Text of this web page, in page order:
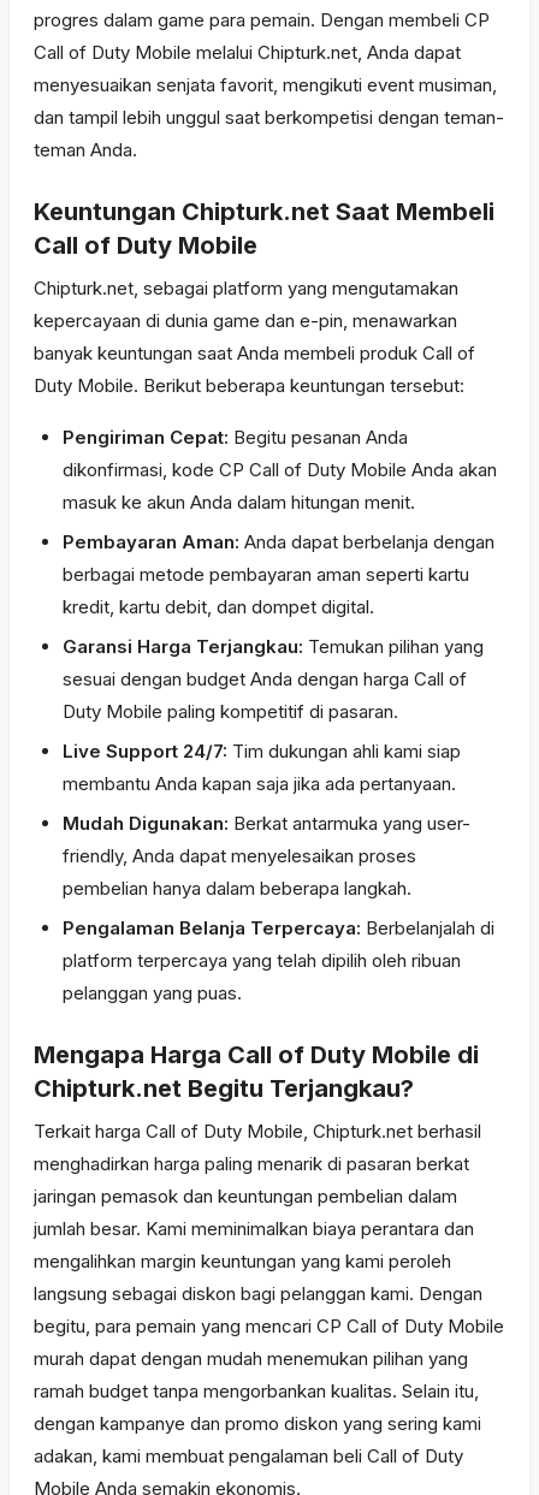
progres dalam game para pemain. Dengan membeli CP
Call of Duty Mobile melalui Chipturk.net, Anda dapat
menyesuaikan senjata favorit, mengikuti event musiman,
dan tampil lebih unggul saat berkompetisi dengan teman-
teman Anda.
Keuntungan Chipturk.net Saat Membeli
Call of Duty Mobile
Chipturk.net, sebagai platform yang mengutamakan
kepercayaan di dunia game dan e-pin, menawarkan
banyak keuntungan saat Anda membeli produk Call of
Duty Mobile. Berikut beberapa keuntungan tersebut:
Pengiriman Cepat: Begitu pesanan Anda
dikonfirmasi, kode CP Call of Duty Mobile Anda akan
masuk ke akun Anda dalam hitungan menit.
Pembayaran Aman: Anda dapat berbelanja dengan
berbagai metode pembayaran aman seperti kartu
kredit, kartu debit, dan dompet digital.
Garansi Harga Terjangkau: Temukan pilihan yang
sesuai dengan budget Anda dengan harga Call of
Duty Mobile paling kompetitif di pasaran.
Live Support 24/7: Tim dukungan ahli kami siap
membantu Anda kapan saja jika ada pertanyaan.
Mudah Digunakan: Berkat antarmuka yang user-
friendly, Anda dapat menyelesaikan proses
pembelian hanya dalam beberapa langkah.
Pengalaman Belanja Terpercaya: Berbelanjalah di
platform terpercaya yang telah dipilih oleh ribuan
pelanggan yang puas.
Mengapa Harga Call of Duty Mobile di
Chipturk.net Begitu Terjangkau?
Terkait harga Call of Duty Mobile, Chipturk.net berhasil
menghadirkan harga paling menarik di pasaran berkat
jaringan pemasok dan keuntungan pembelian dalam
jumlah besar. Kami meminimalkan biaya perantara dan
mengalihkan margin keuntungan yang kami peroleh
langsung sebagai diskon bagi pelanggan kami. Dengan
begitu, para pemain yang mencari CP Call of Duty Mobile
murah dapat dengan mudah menemukan pilihan yang
ramah budget tanpa mengorbankan kualitas. Selain itu,
dengan kampanye dan promo diskon yang sering kami
adakan, kami membuat pengalaman beli Call of Duty
Mobile Anda semakin ekonomis.